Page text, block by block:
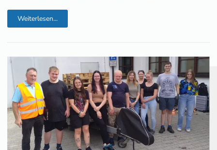
Weiterlesen...